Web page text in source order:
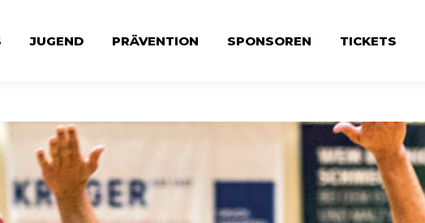
JUGEND PRÄVENTION SPONSOREN TICKETS